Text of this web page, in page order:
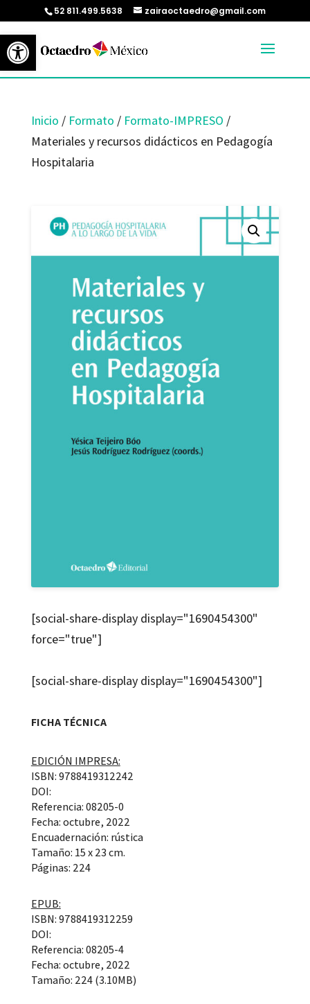
Abrir barra de herramientas
52 811.499.5638 zairaoctaedro@gmail.com
Inicio / Formato / Formato-IMPRESO /
Materiales y recursos didácticos en Pedagogía
Hospitalaria
[social-share-display display="1690454300"
force="true"]
[social-share-display display="1690454300"]
FICHA TÉCNICA
EDICIÓN IMPRESA:
ISBN: 9788419312242
DOI:
Referencia: 08205-0
Fecha: octubre, 2022
Encuadernación: rústica
Tamaño: 15 x 23 cm.
Páginas: 224
EPUB:
ISBN: 9788419312259
DOI:
Referencia: 08205-4
Fecha: octubre, 2022
Tamaño: 224 (3.10MB)